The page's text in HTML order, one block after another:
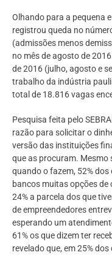
Olhando para a pequena
registrou queda no
(admissões menos
no mês de agosto de
de 2016 (julho, agosto e
trabalho da indústria
total de 18.816 vagas
Pesquisa feita pelo
razão para solicitar o
versão das instituições
que as procuram. Mesmo
quando o fazem, 52%
bancos muitas opções de
24% a parcela dos que
de empreendedores
esperando um
61% os que dizem ter
revelado que, em 25%